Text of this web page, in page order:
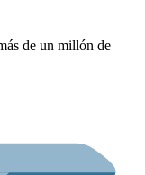
de un millón de